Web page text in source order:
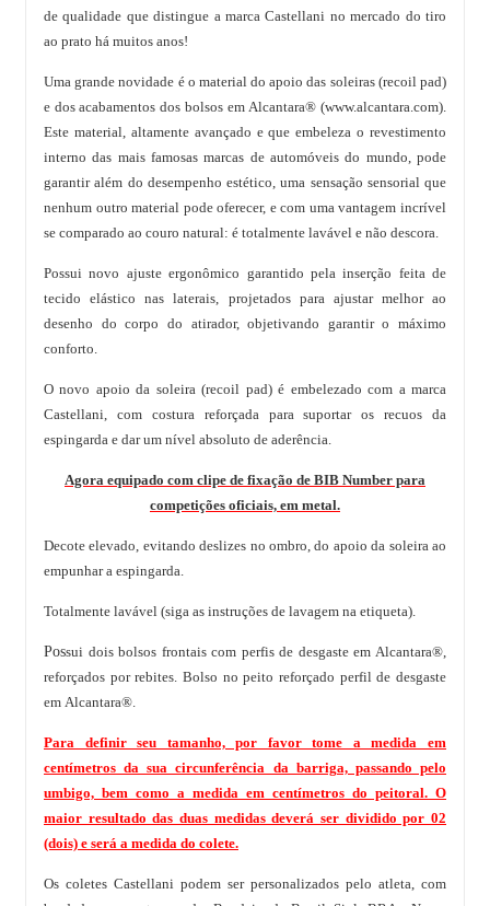
de qualidade que distingue a marca Castellani no mercado do tiro
ao prato há muitos anos!
Uma grande novidade é o material do apoio das soleiras (recoil pad)
e dos acabamentos dos bolsos em Alcantara® (www.alcantara.com).
Este material, altamente avançado e que embeleza o revestimento
interno das mais famosas marcas de automóveis do mundo, pode
garantir além do desempenho estético, uma sensação sensorial que
nenhum outro material pode oferecer, e com uma vantagem incrível
se comparado ao couro natural: é totalmente lavável e não descora.
Possui novo ajuste ergonômico garantido pela inserção feita de
tecido elástico nas laterais, projetados para ajustar melhor ao
desenho do corpo do atirador, objetivando garantir o máximo
conforto.
O novo apoio da soleira (recoil pad) é embelezado com a marca
Castellani, com costura reforçada para suportar os recuos da
espingarda e dar um nível absoluto de aderência.
Agora equipado com clipe de fixação de BIB Number para
competições oficiais, em metal.
Decote elevado, evitando deslizes no ombro, do apoio da soleira ao
empunhar a espingarda.
Totalmente lavável (siga as instruções de lavagem na etiqueta).
Possui dois bolsos frontais com perfis de desgaste em Alcantara®,
reforçados por rebites. Bolso no peito reforçado perfil de desgaste
em Alcantara®.
Para definir seu tamanho, por favor tome a medida em
centímetros da sua circunferência da barriga, passando pelo
umbigo, bem como a medida em centímetros do peitoral. O
maior resultado das duas medidas deverá ser dividido por 02
(dois) e será a medida do colete.
Os coletes Castellani podem ser personalizados pelo atleta, com